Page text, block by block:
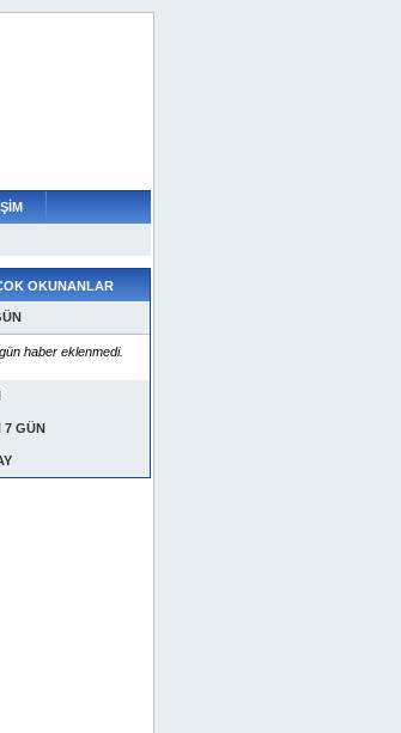
OKUNANLAR
haber eklenmedi.
7 GÜN